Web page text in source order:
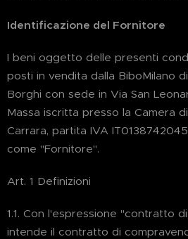
Identificazione del Fornitore
I beni oggetto delle presenti
posti in vendita dalla BiboMilano
Borghi con sede in Via San
Massa iscritta presso la Camera
Carrara, partita IVA
come "Fornitore".
Art. 1 Definizioni
1.1. Con l'espressione "contratto
intende il contratto di